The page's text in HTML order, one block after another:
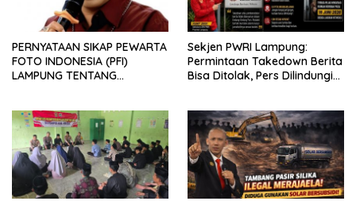
PERNYATAAN SIKAP PEWARTA
FOTO INDONESIA (PFI)
LAMPUNG TENTANG
TERHADAP JURNALIS DI
PENGADILAN NEGERI
TANJUNG KARANG.
Sekjen PWRI Lampung:
Permintaan Takedown Berita
Bisa Ditolak, Pers Dilindungi